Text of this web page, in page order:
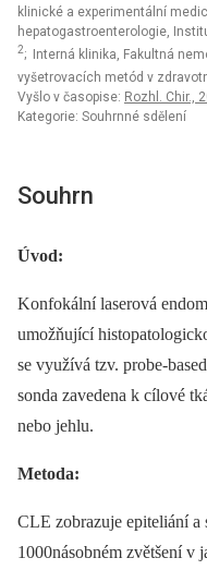
klinické a experimentální
hepatogastroenterologie,
2; Interná klinika, Fakultná
vyšetrovacích metód v
Vyšlo v časopise: Rozhl. Chir.,
Kategorie: Souhrnné sdělení
Souhrn
Úvod:
Konfokální laserová
umožňující
se využívá tzv. probe-
sonda zavedena k cílové
nebo jehlu.
Metoda:
CLE zobrazuje epiteliání
1000násobném zvětšení v